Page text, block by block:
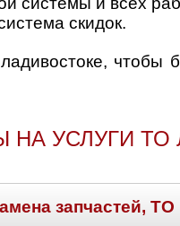
скидок.
НА УСЛУГИ ТО
запчастей, ТО